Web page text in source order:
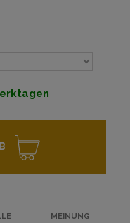
MEINUNG